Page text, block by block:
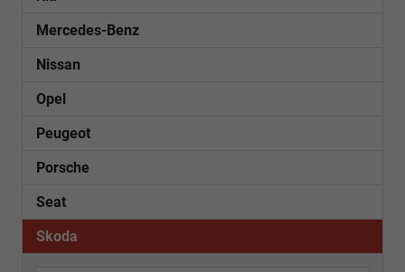
Mercedes-Benz
Nissan
Opel
Peugeot
Porsche
Seat
Skoda